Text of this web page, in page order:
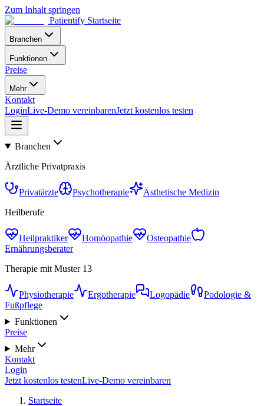
Zum Inhalt springen
Patientify Startseite
Branchen
Funktionen
Preise
Mehr
Kontakt
LoginLive-Demo vereinbarenJetzt kostenlos testen
Branchen
Ärztliche Privatpraxis
Privatärzte Psychotherapie
Ästhetische Medizin
Heilberufe
Heilpraktiker Homöopathie
Osteopathie
Ernährungsberater
Therapie mit Muster 13
Physiotherapie Ergotherapie Logopädie
Podologie &
Fußpflege
Funktionen
Preise
Mehr
Kontakt
Login
Jetzt kostenlos testenLive-Demo vereinbaren
Startseite